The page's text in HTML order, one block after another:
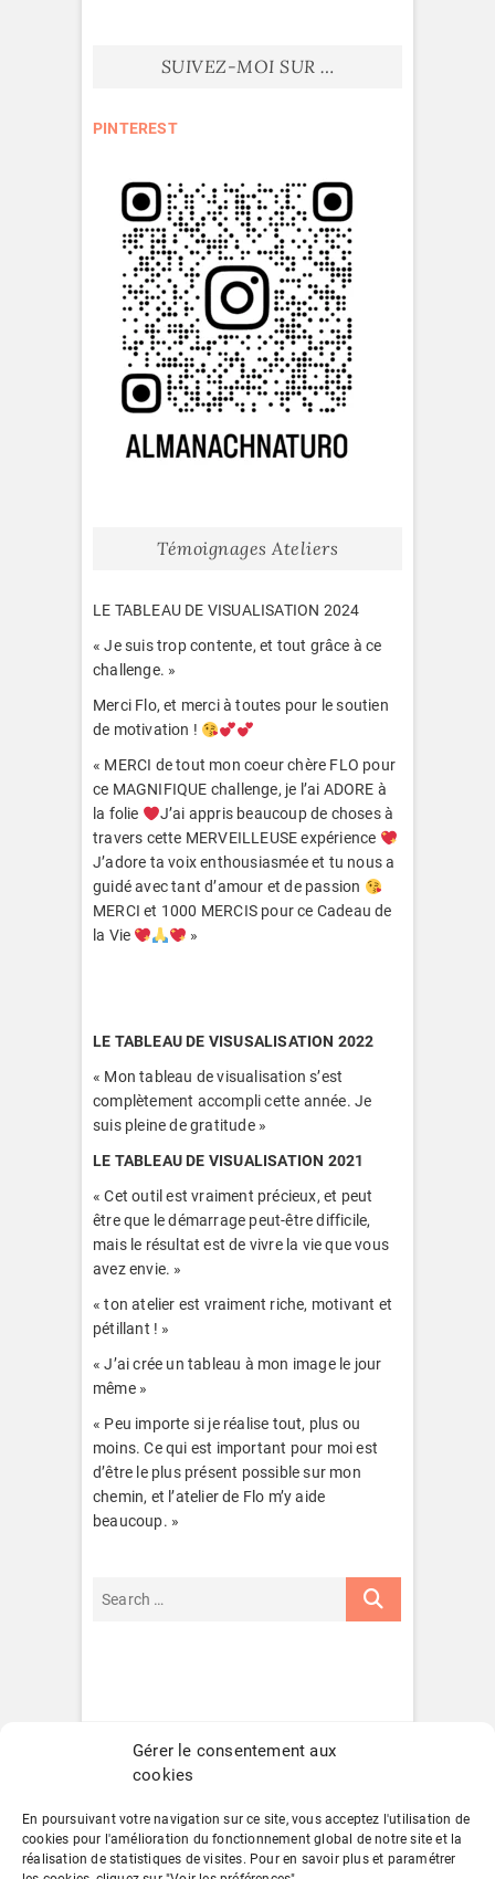
Gérer le consentement aux
cookies
En poursuivant votre navigation sur ce site, vous acceptez l'utilisation de
cookies pour l'amélioration du fonctionnement global de notre site et la
réalisation de statistiques de visites. Pour en savoir plus et paramétrer
SUIVEZ-MOI SUR …
PINTEREST
Témoignages Ateliers
LE TABLEAU DE VISUALISATION 2024
« Je suis trop contente, et tout grâce à ce
challenge. »
Merci Flo, et merci à toutes pour le soutien
de motivation !
« MERCI de tout mon coeur chère FLO pour
ce MAGNIFIQUE challenge, je l’ai ADORE à
la folie
J’ai appris beaucoup de choses à
travers cette MERVEILLEUSE expérience
J’adore ta voix enthousiasmée et tu nous a
guidé avec tant d’amour et de passion
MERCI et 1000 MERCIS pour ce Cadeau de
la Vie
»
LE TABLEAU DE VISUSALISATION 2022
« Mon tableau de visualisation s’est
complètement accompli cette année. Je
suis pleine de gratitude »
LE TABLEAU DE VISUALISATION 2021
« Cet outil est vraiment précieux, et peut
être que le démarrage peut-être difficile,
mais le résultat est de vivre la vie que vous
avez envie. »
« ton atelier est vraiment riche, motivant et
pétillant ! »
« J’ai crée un tableau à mon image le jour
même »
« Peu importe si je réalise tout, plus ou
moins. Ce qui est important pour moi est
d’être le plus présent possible sur mon
chemin, et l’atelier de Flo m’y aide
beaucoup. »
POLITIQUE DE CONFIDENTIALITÉ